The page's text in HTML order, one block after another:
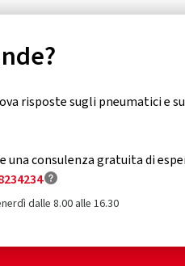
risposte sugli pneumatici e
una consulenza gratuita di
dalle 8.00 alle 16.30